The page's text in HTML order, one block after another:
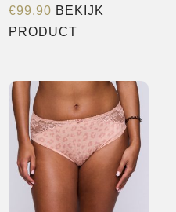
€99,90 BEKIJK
PRODUCT
meerdere
variaties.
Deze
optie
kan
gekozen